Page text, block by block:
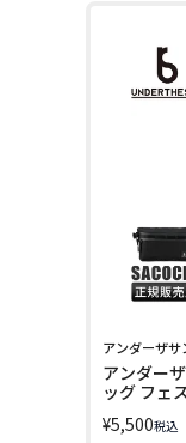
アンダーザサ
アンダー
ッグ フェ
¥5,500税込